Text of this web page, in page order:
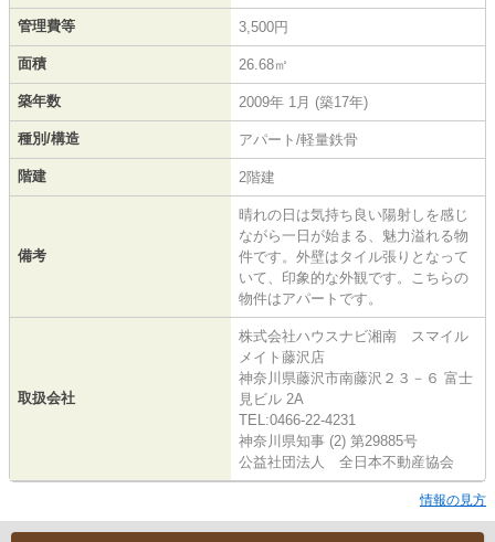
管理費等 3,500円
面積 26.68㎡
築年数 2009年 1月 (築17年)
種別/構造 アパート/軽量鉄骨
階建 2階建
備考
晴れの日は気持ち良い陽射しを感じ
ながら一日が始まる、魅力溢れる物
件です。外壁はタイル張りとなって
いて、印象的な外観です。こちらの
物件はアパートです。
取扱会社
株式会社ハウスナビ湘南 スマイル
メイト藤沢店
神奈川県藤沢市南藤沢２３－６ 富士
見ビル 2A
TEL:0466-22-4231
神奈川県知事 (2) 第29885号
公益社団法人 全日本不動産協会
情報の見方